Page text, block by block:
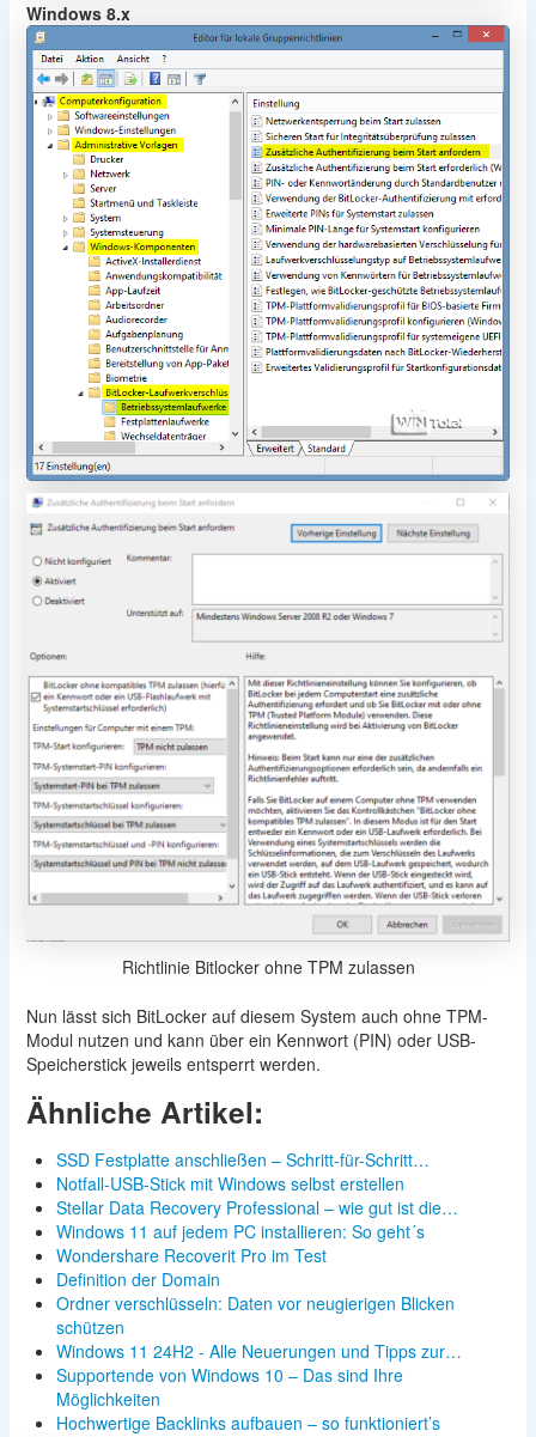
Windows 8.x
Richtlinie Bitlocker ohne TPM zulassen
Nun lässt sich BitLocker auf diesem System auch ohne TPM-
Modul nutzen und kann über ein Kennwort (PIN) oder USB-
Speicherstick jeweils entsperrt werden.
Ähnliche Artikel:
SSD Festplatte anschließen – Schritt-für-Schritt…
Notfall-USB-Stick mit Windows selbst erstellen
Stellar Data Recovery Professional – wie gut ist die…
Windows 11 auf jedem PC installieren: So geht´s
Wondershare Recoverit Pro im Test
Definition der Domain
Ordner verschlüsseln: Daten vor neugierigen Blicken
schützen
Windows 11 24H2 - Alle Neuerungen und Tipps zur…
Supportende von Windows 10 – Das sind Ihre
Möglichkeiten
Hochwertige Backlinks aufbauen – so funktioniert’s